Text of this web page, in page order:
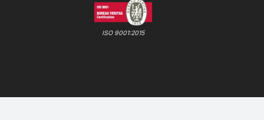
ISO 9001:2015